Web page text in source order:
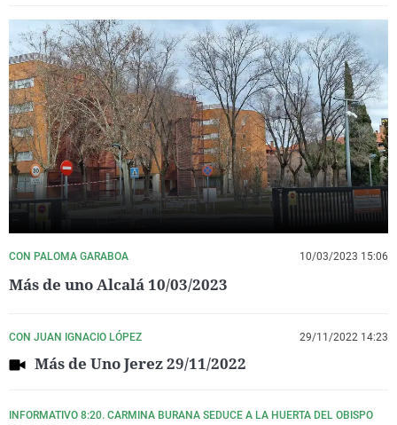
CON PALOMA GARABOA 10/03/2023 15:06
Más de uno Alcalá 10/03/2023
CON JUAN IGNACIO LÓPEZ 29/11/2022 14:23
Más de Uno Jerez 29/11/2022
INFORMATIVO 8:20. CARMINA BURANA SEDUCE A LA HUERTA DEL OBISPO